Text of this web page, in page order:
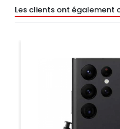
Les clients ont également